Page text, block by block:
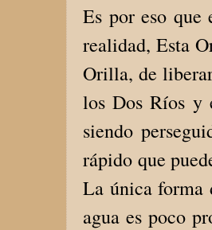
Es por eso
realidad, Esta
Orilla, de
los Dos Ríos y
siendo
rápido que
La única forma
agua es poco